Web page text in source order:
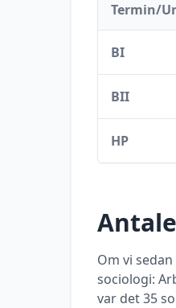
Termin/
BI
BII
HP
Om vi
sociologi:
var det35